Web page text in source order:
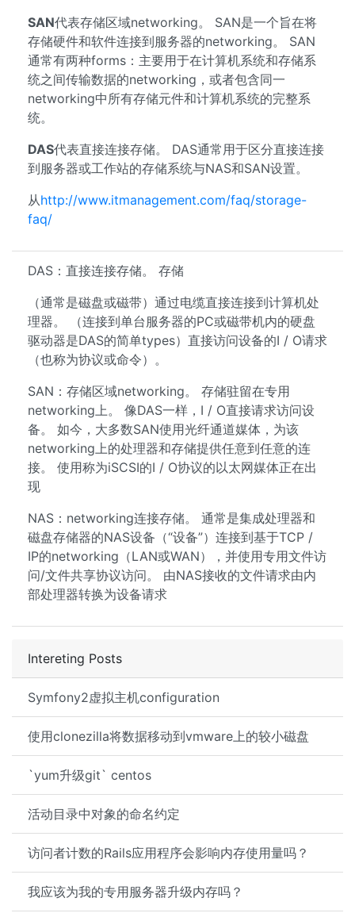
Intereting Posts
Symfony2虚拟主机configuration
使用clonezilla将数据移动到vmware上的较小磁盘
`yum升级git` centos
活动目录中对象的命名约定
访问者计数的Rails应用程序会影响内存使用量吗？
我应该为我的专用服务器升​​级内存吗？
SAN代表存储区域networking。 SAN是一个旨在将
存储硬件和软件连接到服务器的networking。 SAN
通常有两种forms：主要用于在计算机系统和存储系
统之间传输数据的networking，或者包含同一
networking中所有存储元件和计算机系统的完整系
统。
DAS代表直接连接存储。 DAS通常用于区分直接连接
到服务器或工作站的存储系统与NAS和SAN设置。
从http://www.itmanagement.com/faq/storage-
faq/
DAS：直接连接存储。 存储
（通常是磁盘或磁带）通过电缆直接连接到计算机处
理器。 （连接到单台服务器的PC或磁带机内的硬盘
驱动器是DAS的简单types）直接访问设备的I / O请求
（也称为协议或命令）。
SAN：存储区域networking。 存储驻留在专用
networking上。 像DAS一样，I / O直接请求访问设
备。 如今，大多数SAN使用光纤通道媒体，为该
networking上的处理器和存储提供任意到任意的连
接。 使用称为iSCSI的I / O协议的以太网媒体正在出
现
NAS：networking连接存储。 通常是集成处理器和
磁盘存储器的NAS设备（“设备”）连接到基于TCP /
IP的networking（LAN或WAN），并使用专用文件访
问/文件共享协议访问。 由NAS接收的文件请求由内
部处理器转换为设备请求